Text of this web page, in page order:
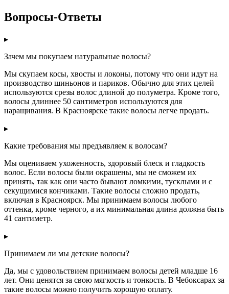
Вопросы-Ответы
▸
Зачем мы покупаем натуральные волосы?
Мы скупаем косы, хвосты и локоны, потому что они идут на
производство шиньонов и париков. Обычно для этих целей
используются срезы волос длиной до полуметра. Кроме того,
волосы длиннее 50 сантиметров используются для
наращивания. В Красноярске такие волосы легче продать.
▸
Какие требования мы предъявляем к волосам?
Мы оцениваем ухоженность, здоровый блеск и гладкость
волос. Если волосы были окрашены, мы не сможем их
принять, так как они часто бывают ломкими, тусклыми и с
секущимися кончиками. Такие волосы сложно продать,
включая в Красноярск. Мы принимаем волосы любого
оттенка, кроме черного, а их минимальная длина должна быть
41 сантиметр.
▸
Принимаем ли мы детские волосы?
Да, мы с удовольствием принимаем волосы детей младше 16
лет. Они ценятся за свою мягкость и тонкость. В Чебоксарах за
такие волосы можно получить хорошую оплату.